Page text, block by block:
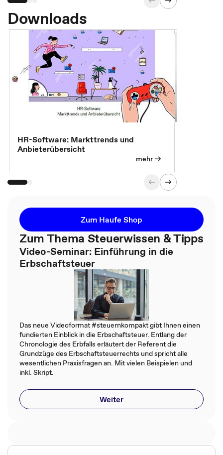
Downloads
HR-Software: Markttrends und
Anbieterübersicht
mehr
Zum Haufe Shop
Zum Thema Steuerwissen & Tipps
Video-Seminar: Einführung in die
Erbschaftsteuer
Das neue Videoformat #steuernkompakt gibt Ihnen einen
fundierten Einblick in die Erbschaftsteuer. Entlang der
Chronologie des Erbfalls erläutert der Referent die
Grundzüge des Erbschaftsteuerrechts und spricht alle
wesentlichen Praxisfragen an. Mit vielen Beispielen und
inkl. Skript.
Weiter